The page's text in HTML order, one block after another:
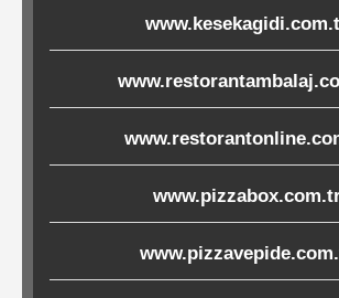
Poşetler
Çöp
Torbaları
Tepsi
Altlıkları